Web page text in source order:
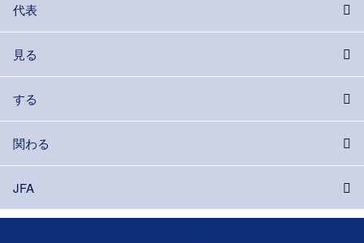
代表
見る
する
関わる
JFA